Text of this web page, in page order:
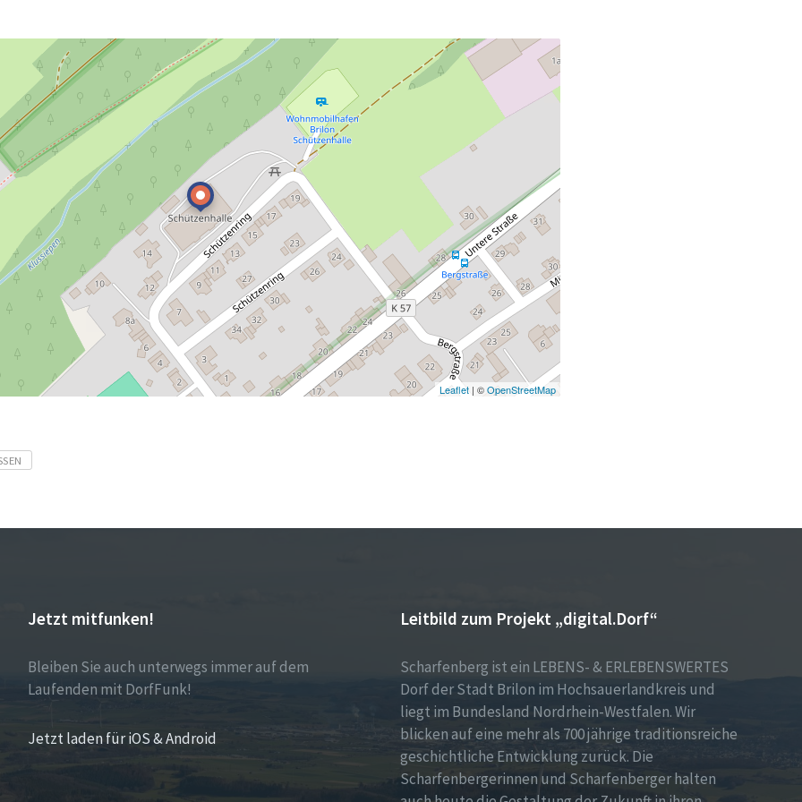
Leaflet| ©OpenStreetMap
Jetzt mitfunken!
Bleiben Sie auch unterwegs immer auf dem
Laufenden mit DorfFunk!
Jetzt laden für iOS & Android
Leitbild zum Projekt „digital.Dorf“
Scharfenberg ist ein LEBENS- & ERLEBENSWERTES
Dorf der Stadt Brilon im Hochsauerlandkreis und
liegt im Bundesland Nordrhein-Westfalen. Wir
blicken auf eine mehr als 700 jährige traditionsreiche
geschichtliche Entwicklung zurück. Die
Scharfenbergerinnen und Scharfenberger halten